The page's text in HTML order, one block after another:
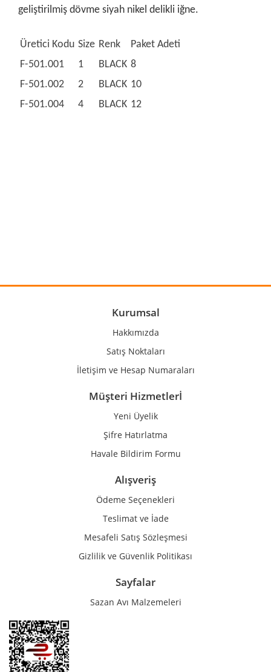
geliştirilmiş dövme siyah nikel delikli iğne.
Üretici Kodu Size Renk
Paket Adeti
F-501.001
1 BLACK 8
F-501.002
2 BLACK 10
F-501.004
4 BLACK 12
Ürün açıklamasında eksik bilgiler bulunuyor.
Ürün bilgilerinde hatalar bulunuyor.
Gönder
Kurumsal
Hakkımızda
Satış Noktaları
İletişim ve Hesap Numaraları
Müşteri Hizmetlerİ
Yeni Üyelik
Şifre Hatırlatma
Havale Bildirim Formu
Alışveriş
Ödeme Seçenekleri
Teslimat ve İade
Mesafeli Satış Sözleşmesi
Gizlilik ve Güvenlik Politikası
Sayfalar
Sazan Avı Malzemeleri